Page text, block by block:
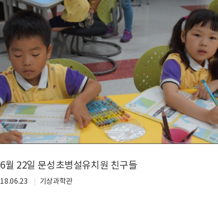
6월 22일 문성초병설유치원 친구들
18.06.23 기상과학관